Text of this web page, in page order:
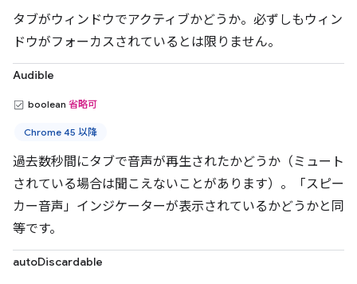
タブがウィンドウでアクティブかどうか。必ずしもウィン
ドウがフォーカスされているとは限りません。
Audible
boolean 省略可
Chrome 45 以降
過去数秒間にタブで音声が再生されたかどうか（ミュート
されている場合は聞こえないことがあります）。「スピー
カー音声」インジケーターが表示されているかどうかと同
等です。
autoDiscardable